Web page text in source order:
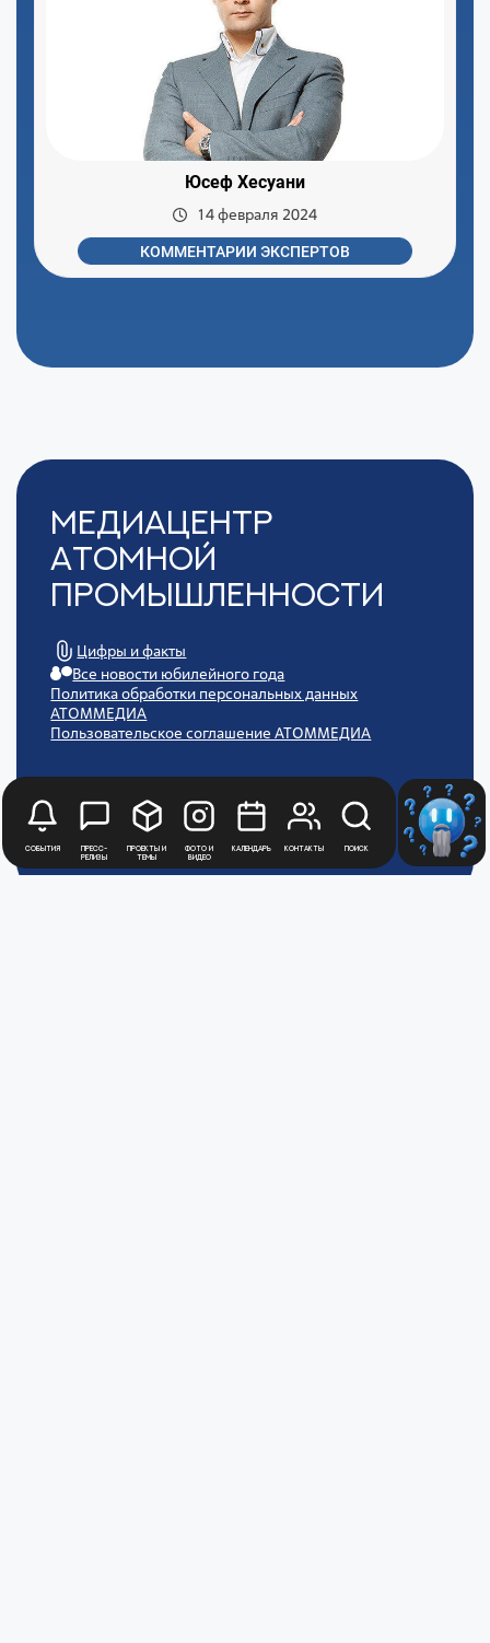
События
Пресс-
релизы
Проекты и
темы
Фото и
видео
Календарь Контакты Поиск
Юсеф Хесуани
14 февраля 2024
КОММЕНТАРИИ ЭКСПЕРТОВ
Медиацентр
Атомной
Промышленности
Цифры и факты
Все новости юбилейного года
Политика обработки персональных данных
АТОММЕДИА
Пользовательское соглашение АТОММЕДИА